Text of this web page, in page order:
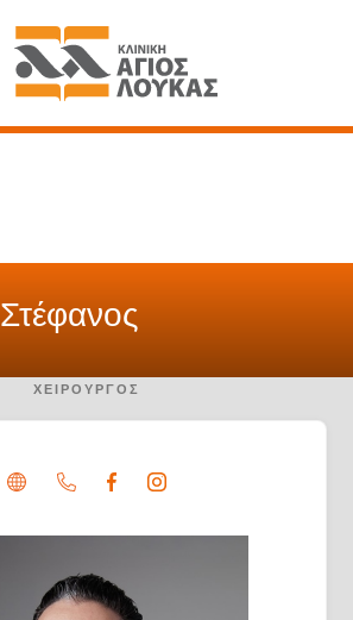
Στέφανος
ΧΕΙΡΟΥΡΓΌΣ